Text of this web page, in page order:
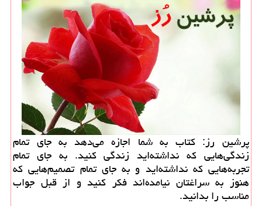
پرشین رز: كتاب به شما اجازه می‌دهد به جای تمام
زندگی‌هایی كه نداشته‌اید زندگی كنید. به جای تمام
تجربه‌هایی كه نداشته‌اید و به جای تمام تصمیم‌هایی كه
هنوز به سراغتان نیامده‌اند فكر كنید و از قبل جواب
مناسب را بدانید.